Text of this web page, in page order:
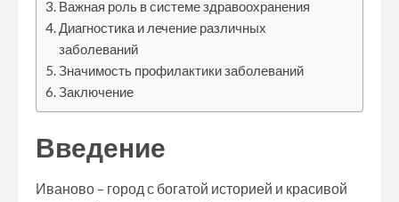
Важная роль в системе здравоохранения
Диагностика и лечение различных
заболеваний
Значимость профилактики заболеваний
Заключение
Введение
Иваново – город с богатой историей и красивой